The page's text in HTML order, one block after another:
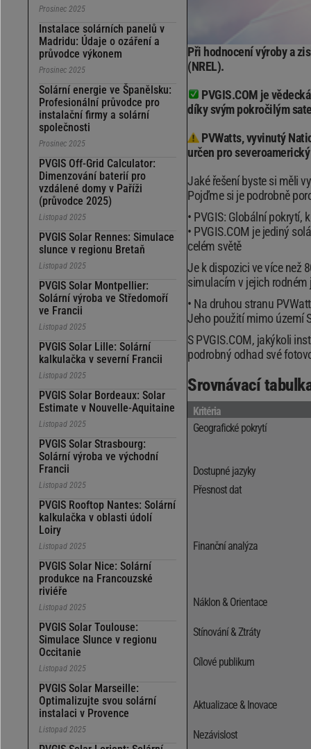
Prosinec 2025
Instalace solárních panelů v
Madridu: Údaje o ozáření a
průvodce výkonem
Prosinec 2025
Solární energie ve Španělsku:
Profesionální průvodce pro
instalační firmy a solární
společnosti
Prosinec 2025
PVGIS Off-Grid Calculator:
Dimenzování baterií pro
vzdálené domy v Paříži
(průvodce 2025)
Listopad 2025
PVGIS Solar Rennes: Simulace
slunce v regionu Bretaň
Listopad 2025
PVGIS Solar Montpellier:
Solární výroba ve Středomoří
ve Francii
Listopad 2025
PVGIS Solar Lille: Solární
kalkulačka v severní Francii
Listopad 2025
PVGIS Solar Bordeaux: Solar
Estimate v Nouvelle-Aquitaine
Listopad 2025
PVGIS Solar Strasbourg:
Solární výroba ve východní
Francii
Listopad 2025
PVGIS Rooftop Nantes: Solární
kalkulačka v oblasti údolí
Loiry
Listopad 2025
PVGIS Solar Nice: Solární
produkce na Francouzské
riviéře
Listopad 2025
PVGIS Solar Toulouse:
Simulace Slunce v regionu
Occitanie
Listopad 2025
PVGIS Solar Marseille:
Optimalizujte svou solární
instalaci v Provence
Listopad 2025
Při hodnocení výroby a
(NREL).
PVGIS.COM je
díky svým pokročilým
PVWatts, vyvinutý
určen pro
Jaké řešení byste si měli
Pojďme si je podrobně
PVGIS: Globální pokrytí,
PVGIS.COM je jediný
celém světě
Je k dispozici ve více než
simulacím v jejich rodném
Na druhou stranu
Jeho použití mimo území
S PVGIS.COM, jakýkoli
podrobný odhad své
Srovnávací
Kritéria
Geografické pokrytí
Dostupné jazyky
Přesnost dat
Finanční analýza
Náklon & Orientace
Stínování & Ztráty
Cílové publikum
Aktualizace & Inovace
Nezávislost